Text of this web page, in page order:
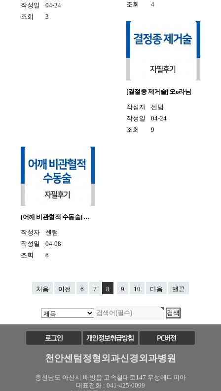
작성일
04-24
조회
3
조회
4
[결절종 제거술] 오o라님
작성자
센텀
작성일
04-24
조회
9
[어깨 비관혈적 수동술] …
작성자
센텀
작성일
04-08
조회
8
처음 이전 6 7 8 9 10 다음 맨끝
천안센텀정형외과신경외과병원
충청남도 아산시 배방읍 고속철대로147 우성메디피아
대표전화 : 041-425-0099